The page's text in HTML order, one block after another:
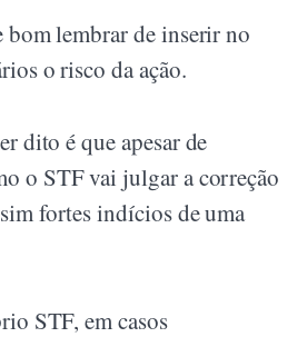
bom lembrar de inserir no
o risco da ação.
dito é que apesar de
o STF vai julgar a correção
fortes indícios de uma
STF, em casos